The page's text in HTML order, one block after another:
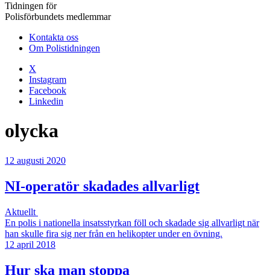
Tidningen för
Polisförbundets medlemmar
Kontakta oss
Om Polistidningen
X
Instagram
Facebook
Linkedin
olycka
12 augusti 2020
NI-operatör skadades allvarligt
Aktuellt
En polis i nationella insatsstyrkan föll och skadade sig allvarligt när
han skulle fira sig ner från en helikopter under en övning.
12 april 2018
Hur ska man stoppa